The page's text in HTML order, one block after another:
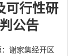
可行性研
公告
谢家集经开区